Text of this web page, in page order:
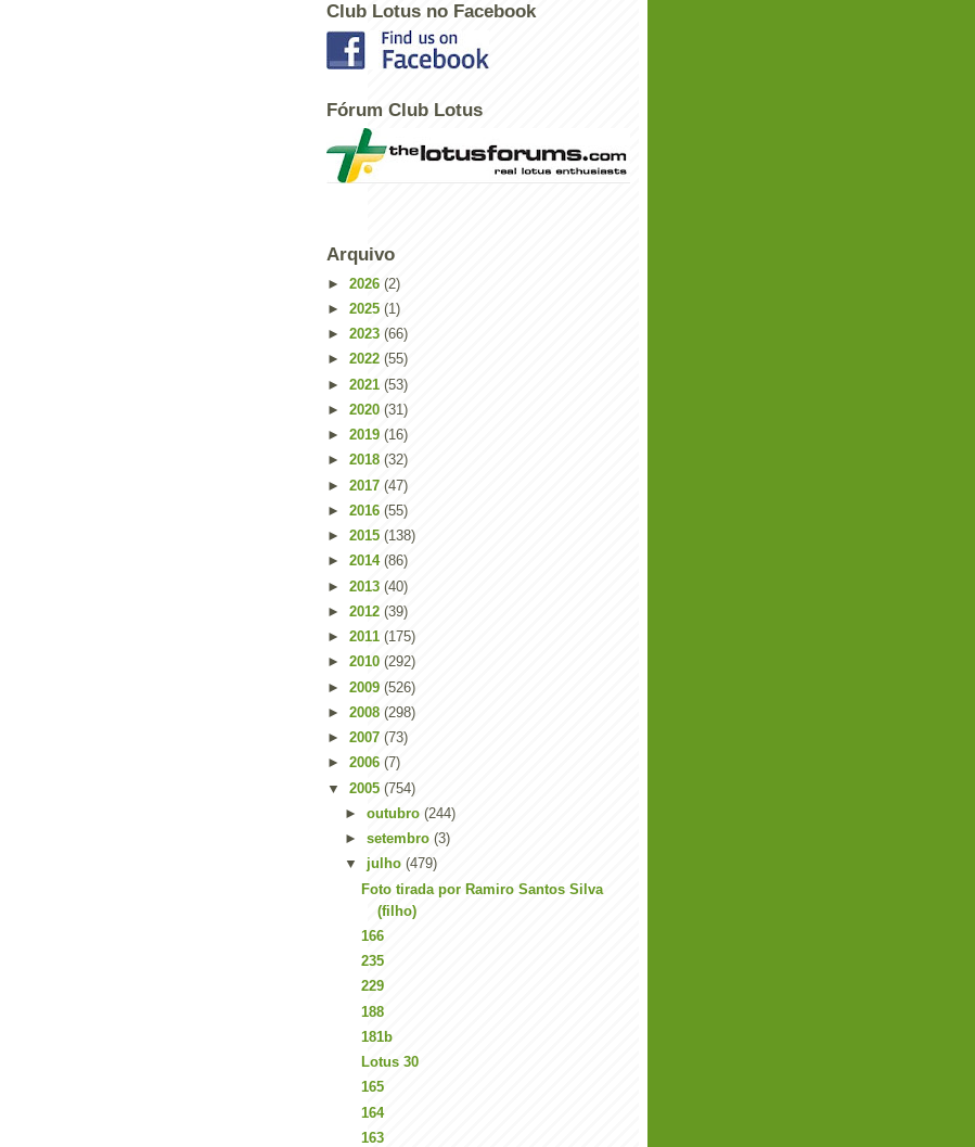
Club Lotus no Facebook
Fórum Club Lotus
Arquivo
► 2026 (2)
► 2025 (1)
► 2023 (66)
► 2022 (55)
► 2021 (53)
► 2020 (31)
► 2019 (16)
► 2018 (32)
► 2017 (47)
► 2016 (55)
► 2015 (138)
► 2014 (86)
► 2013 (40)
► 2012 (39)
► 2011 (175)
► 2010 (292)
► 2009 (526)
► 2008 (298)
► 2007 (73)
► 2006 (7)
▼ 2005 (754)
► outubro (244)
► setembro (3)
▼ julho (479)
Foto tirada por Ramiro Santos Silva
(filho)
166
235
229
188
181b
Lotus 30
165
164
163